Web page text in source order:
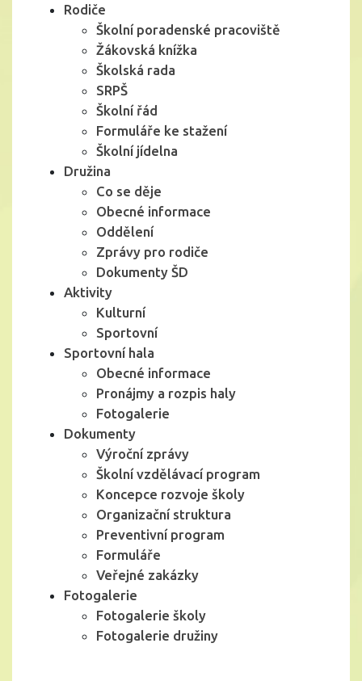
Rodiče
Školní poradenské pracoviště
Žákovská knížka
Školská rada
SRPŠ
Školní řád
Formuláře ke stažení
Školní jídelna
Družina
Co se děje
Obecné informace
Oddělení
Zprávy pro rodiče
Dokumenty ŠD
Aktivity
Kulturní
Sportovní
Sportovní hala
Obecné informace
Pronájmy a rozpis haly
Fotogalerie
Dokumenty
Výroční zprávy
Školní vzdělávací program
Koncepce rozvoje školy
Organizační struktura
Preventivní program
Formuláře
Veřejné zakázky
Fotogalerie
Fotogalerie školy
Fotogalerie družiny